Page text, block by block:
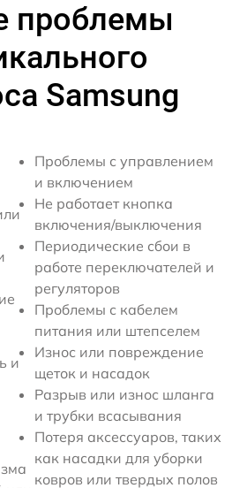
проблемы
Samsung
Проблемы с управлением
и включением
Не работает кнопка
включения/выключения
Периодические сбои в
работе переключателей и
регуляторов
Проблемы с кабелем
питания или штепселем
и
Износ или повреждение
щеток и насадок
Разрыв или износ шланга
и трубки всасывания
Потеря аксессуаров, таких
как насадки для уборки
ковров или твердых полов